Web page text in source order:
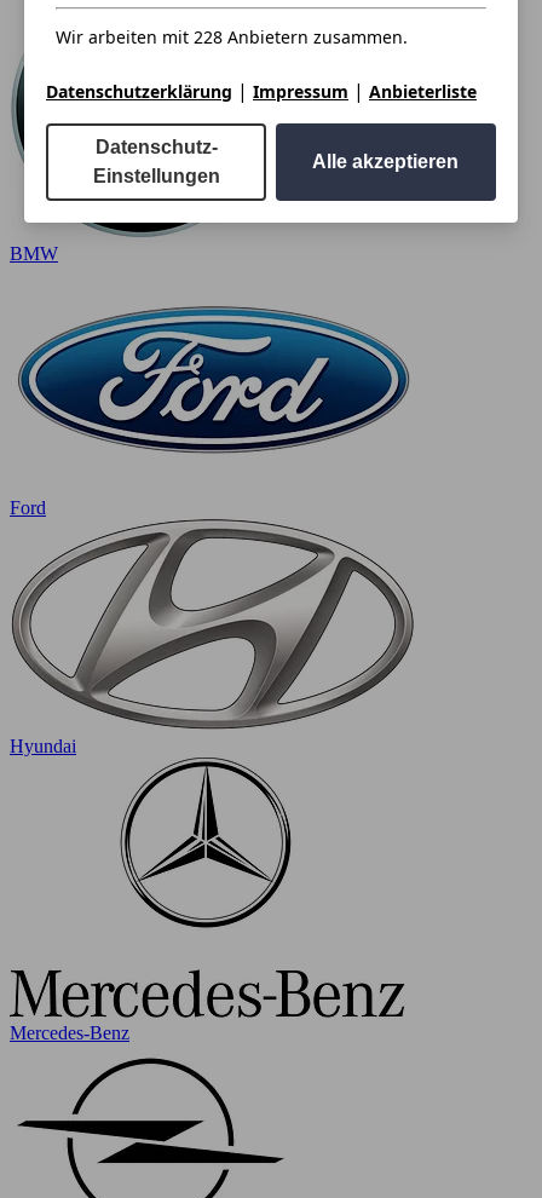
BMW
Ford
Hyundai
Mercedes-Benz
Wir arbeiten mit 228 Anbietern zusammen.
Datenschutzerklärung | Impressum | Anbieterliste
Datenschutz-
Einstellungen
Alle akzeptieren